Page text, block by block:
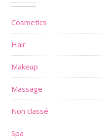
Cosmetics
Hair
Makeup
Massage
Non classé
Spa